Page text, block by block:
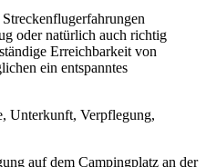
oder natürlich auch richtig
Erreichbarkeit von
ein entspanntes
Unterkunft, Verpflegung,
auf dem Campingplatz an der